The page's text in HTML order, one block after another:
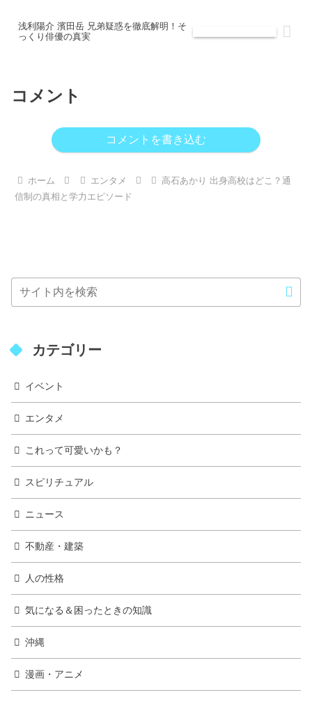
浅利陽介 濱田岳 兄弟疑惑を徹底解明！そ
っくり俳優の真実
コメント
コメントを書き込む
ホーム エンタメ
高石あかり 出身高校はどこ？通
信制の真相と学力エピソード
カテゴリー
イベント
エンタメ
これって可愛いかも？
スピリチュアル
ニュース
不動産・建築
人の性格
気になる＆困ったときの知識
沖縄
漫画・アニメ